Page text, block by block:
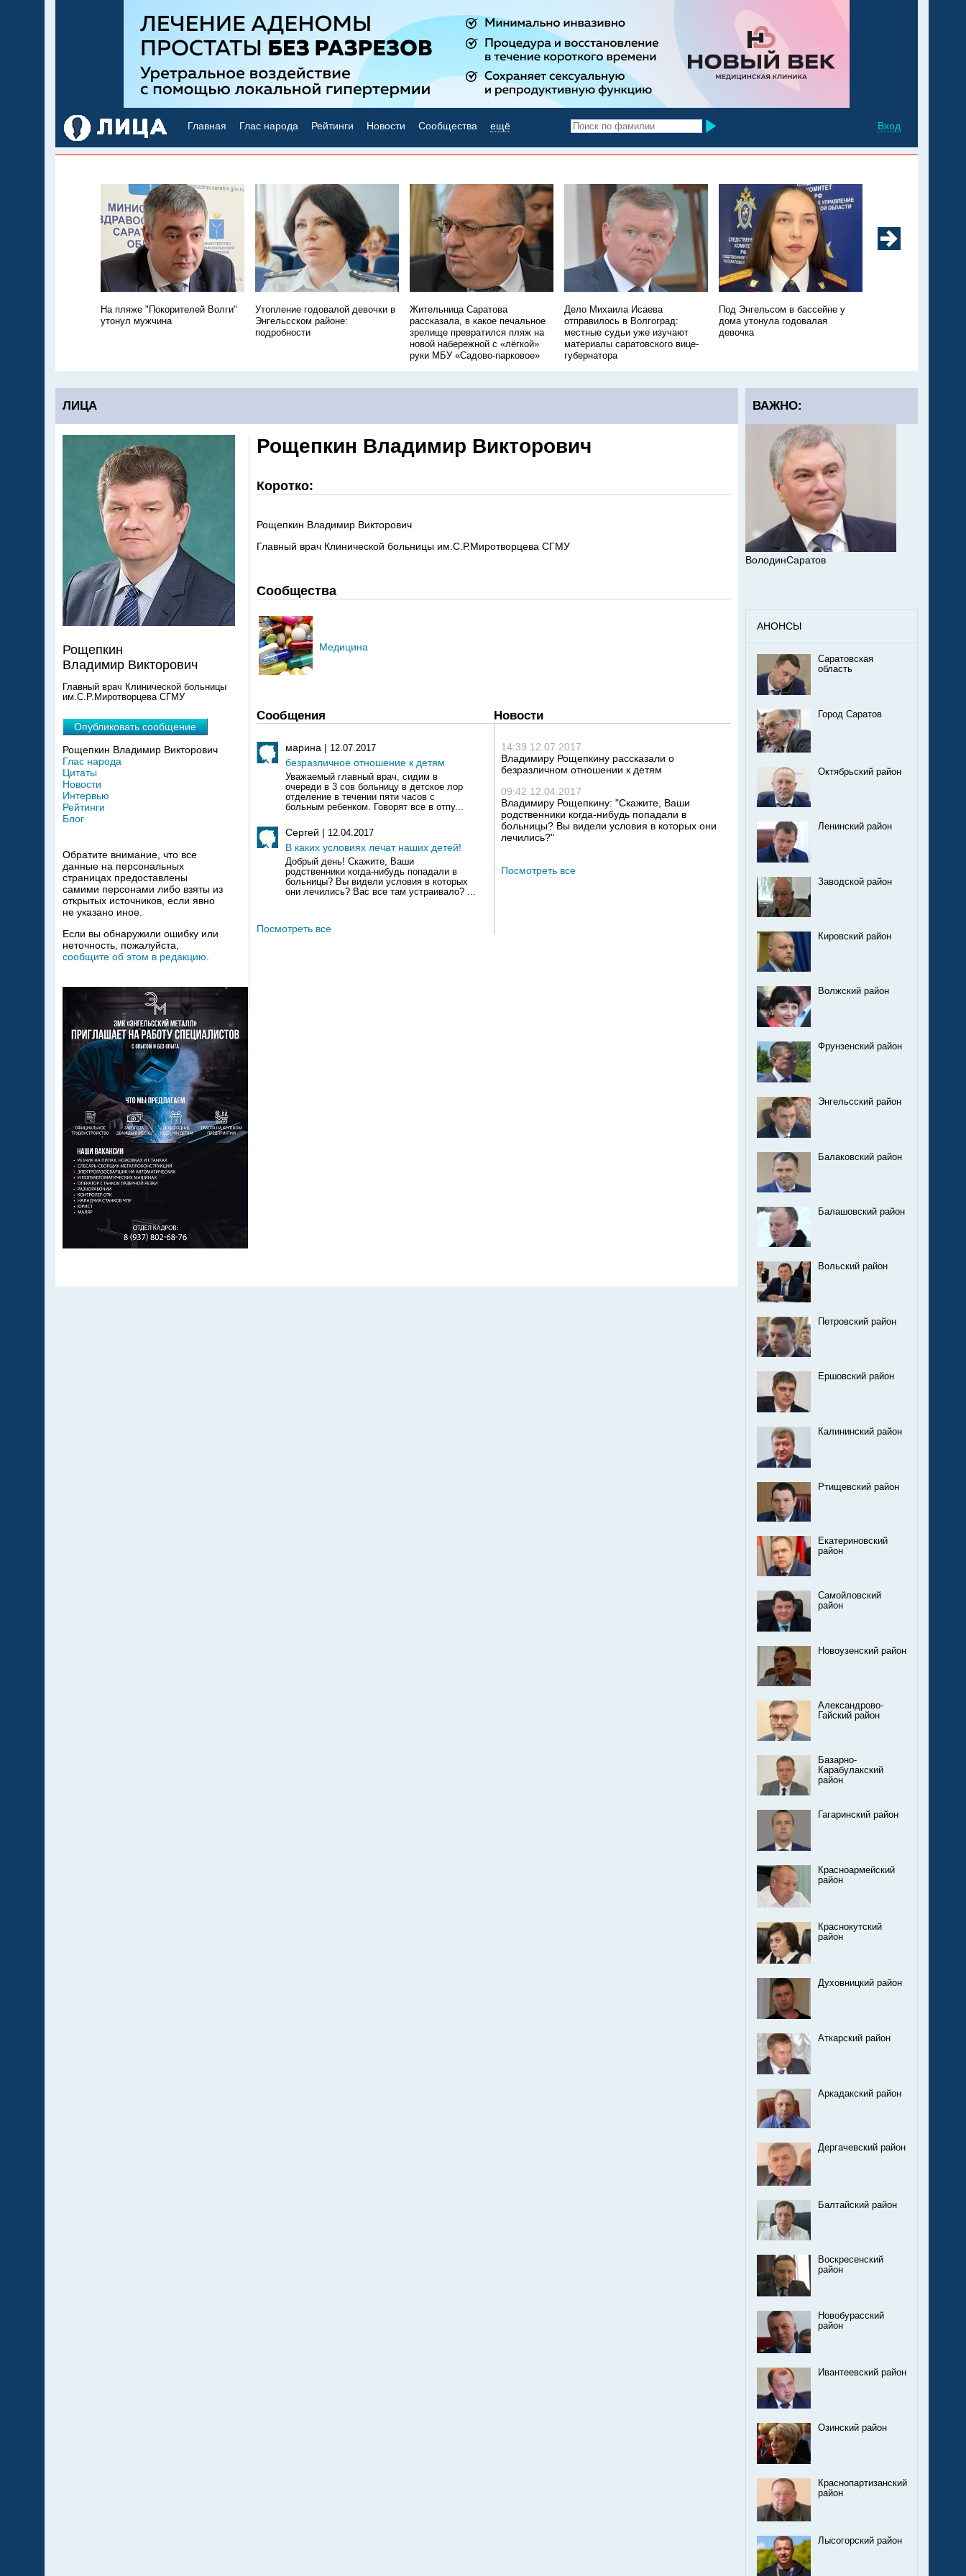
Вход
Главная Глас народа Рейтинги Новости Сообщества ещё
На пляже "Покорителей Волги"
утонул мужчина
Утопление годовалой девочки в
Энгельсском районе:
подробности
Жительница Саратова
рассказала, в какое печальное
зрелище превратился пляж на
новой набережной с «лёгкой»
руки МБУ «Садово-парковое»
Дело Михаила Исаева
отправилось в Волгоград:
местные судьи уже изучают
материалы саратовского вице-
губернатора
Под Энгельсом в бассейне у
дома утонула годовалая
девочка
ЛИЦА
Рощепкин Владимир Викторович
Коротко:
Рощепкин Владимир Викторович
Главный врач Клинической больницы им.С.Р.Миротворцева СГМУ
Сообщества
Медицина
Новости
Сообщения
14:39 12.07.2017
Владимиру Рощепкину рассказали о
безразличном отношении к детям
09:42 12.04.2017
Владимиру Рощепкину: "Скажите, Ваши
родственники когда-нибудь попадали в
больницы? Вы видели условия в которых они
лечились?"
Посмотреть все
марина | 12.07.2017
безразличное отношение к детям
Уважаемый главный врач, сидим в
очереди в 3 сов больницу в детское лор
отделение в течении пяти часов с
больным ребенком. Говорят все в отпу...
Сергей | 12.04.2017
В каких условиях лечат наших детей!
Добрый день! Скажите, Ваши
родственники когда-нибудь попадали в
больницы? Вы видели условия в которых
они лечились? Вас все там устраивало? ...
Посмотреть все
Рощепкин
Владимир Викторович
Главный врач Клинической больницы
им.С.Р.Миротворцева СГМУ
Опубликовать сообщение
Рощепкин Владимир Викторович
Глас народа
Цитаты
Новости
Интервью
Рейтинги
Блог
Обратите внимание, что все
данные на персональных
страницах предоставлены
самими персонами либо взяты из
открытых источников, если явно
не указано иное.
Если вы обнаружили ошибку или
неточность, пожалуйста,
сообщите об этом в редакцию
ВАЖНО:
ВолодинСаратов
АНОНСЫ
Саратовская
область
Город Саратов
Октябрьский район
Ленинский район
Заводской район
Кировский район
Волжский район
Фрунзенский район
Энгельсский район
Балаковский район
Балашовский район
Вольский район
Петровский район
Ершовский район
Калининский район
Ртищевский район
Екатериновский
район
Самойловский
район
Новоузенский район
Александрово-
Гайский район
Базарно-
Карабулакский
район
Гагаринский район
Красноармейский
район
Краснокутский
район
Духовницкий район
Аткарский район
Аркадакский район
Дергачевский район
Балтайский район
Воскресенский
район
Новобурасский
район
Ивантеевский район
Озинский район
Краснопартизанский
район
Лысогорский район